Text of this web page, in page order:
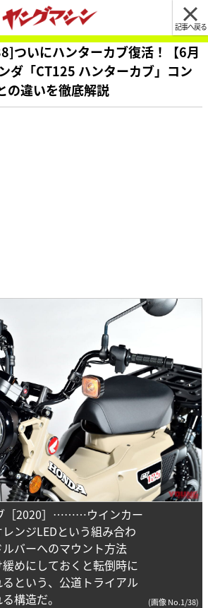
記事へ戻る
ついにハンターカブ復活！【6月
ダ「CT125 ハンターカブ」コン
の違いを徹底解説
［2020］………ウインカー
ンジLEDという組み合わ
バーへのマウント方法
めにしておくと転倒時に
という、公道トライアル
構造だ。
(画像 No.1/38)